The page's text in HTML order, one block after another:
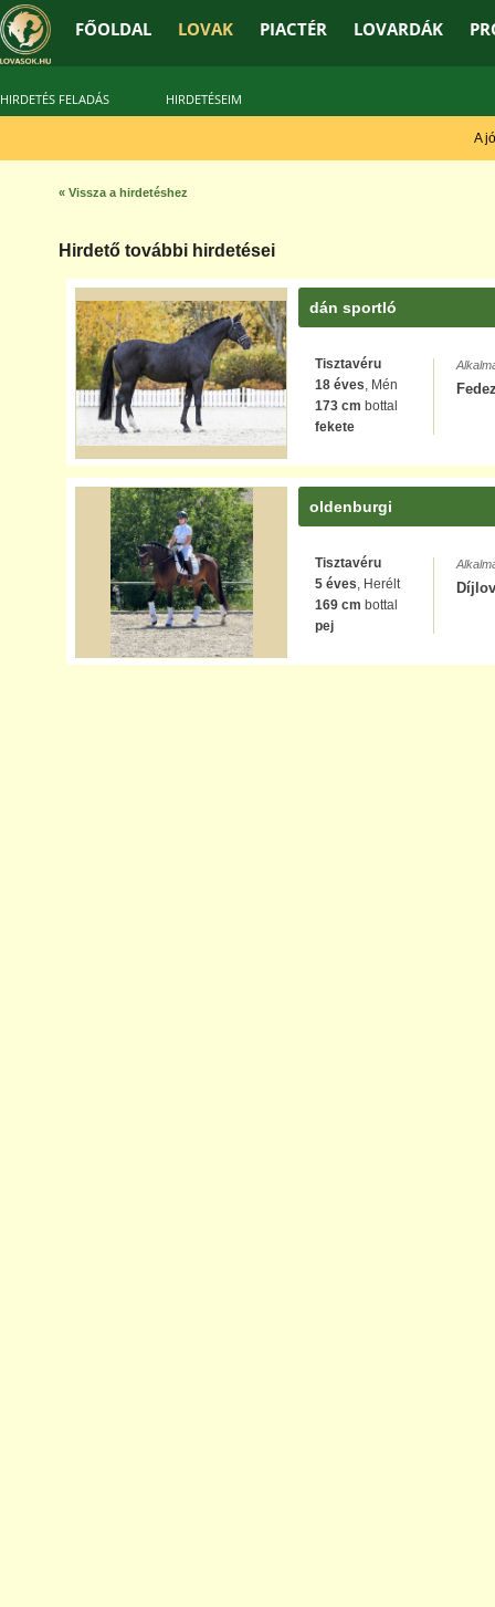
FŐOLDAL LOVAK PIACTÉR LOVARDÁK
HIRDETÉS FELADÁS HIRDETÉSEIM
A jó
« Vissza a hirdetéshez
Hirdető további hirdetései
dán sportló
Tisztavéru
18 éves, Mén
173 cm bottal
fekete
oldenburgi
Tisztavéru
5 éves, Herélt
169 cm bottal
pej